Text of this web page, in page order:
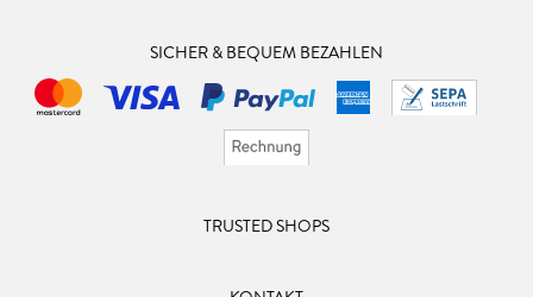
SICHER & BEQUEM BEZAHLEN
TRUSTED SHOPS